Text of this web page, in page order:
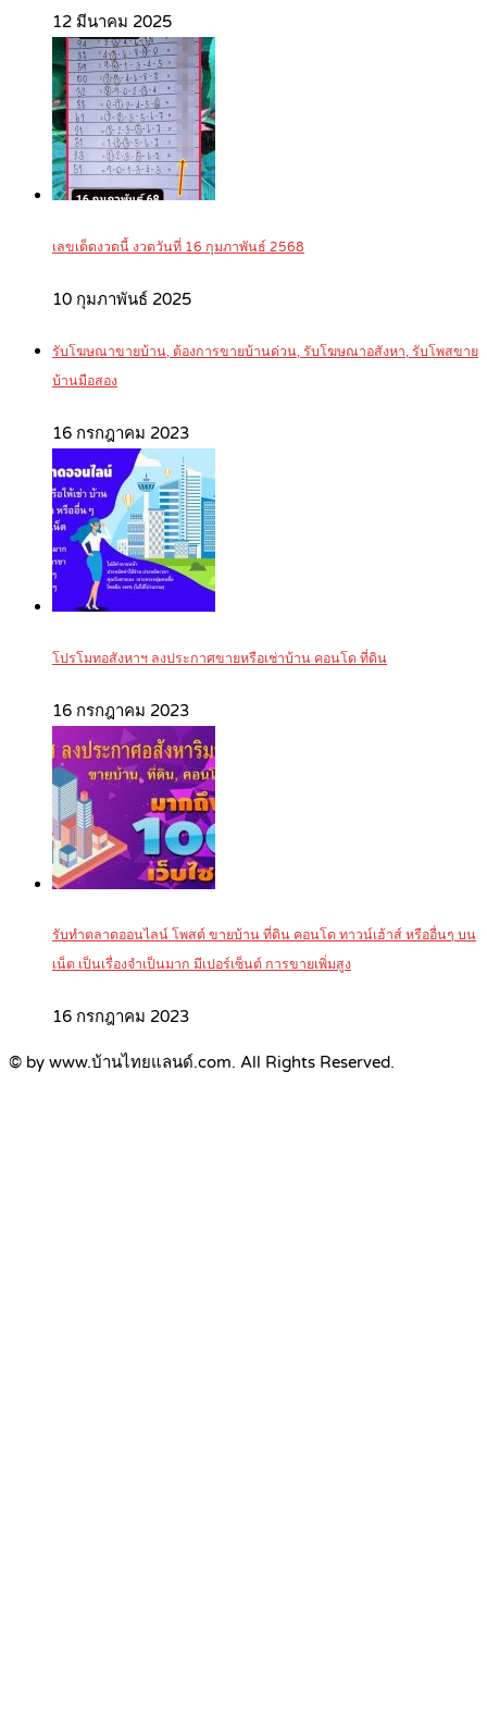
12 มีนาคม 2025
เลขเด็ดงวดนี้ งวดวันที่ 16 กุมภาพันธ์ 2568
10 กุมภาพันธ์ 2025
รับโฆษณาขายบ้าน, ต้องการขายบ้านด่วน, รับโฆษณาอสังหา, รับโพสขาย
บ้านมือสอง
16 กรกฎาคม 2023
โปรโมทอสังหาฯ ลงประกาศขายหรือเช่าบ้าน คอนโด ที่ดิน
16 กรกฎาคม 2023
รับทำตลาดออนไลน์ โพสต์ ขายบ้าน ที่ดิน คอนโด ทาวน์เฮ้าส์ หรืออื่นๆ บน
เน็ต เป็นเรื่องจำเป็นมาก มีเปอร์เซ็นต์ การขายเพิ่มสูง
16 กรกฎาคม 2023
© by www.บ้านไทยแลนด์.com. All Rights Reserved.